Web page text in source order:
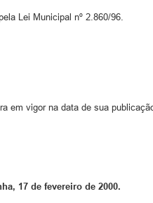
Lei Municipal nº 2.860/96.
em vigor na data de sua
17 de fevereiro de 2000.